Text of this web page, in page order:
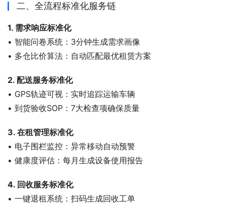
二、全流程标准化服务链
1. 需求响应标准化
• 智能问卷系统：3分钟生成需求画像
• 多仓比价算法：自动匹配最优租赁方案
2. 配送服务标准化
• GPS轨迹可视：实时追踪运输车辆
• 到货验收SOP：7大检查项确保质量
3. 在租管理标准化
• 电子围栏监控：异常移动自动预警
• 健康度评估：每月生成设备使用报告
4. 回收服务标准化
• 一键退租系统：扫码生成回收工单